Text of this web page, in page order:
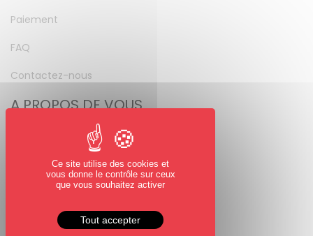
Paiement
FAQ
Contactez-nous
A PROPOS DE VOUS
Mot de passe perdu
NOUS SUIVRE
Facebook
Ce site utilise des cookies et
vous donne le contrôle sur ceux
que vous souhaitez activer
Tout accepter